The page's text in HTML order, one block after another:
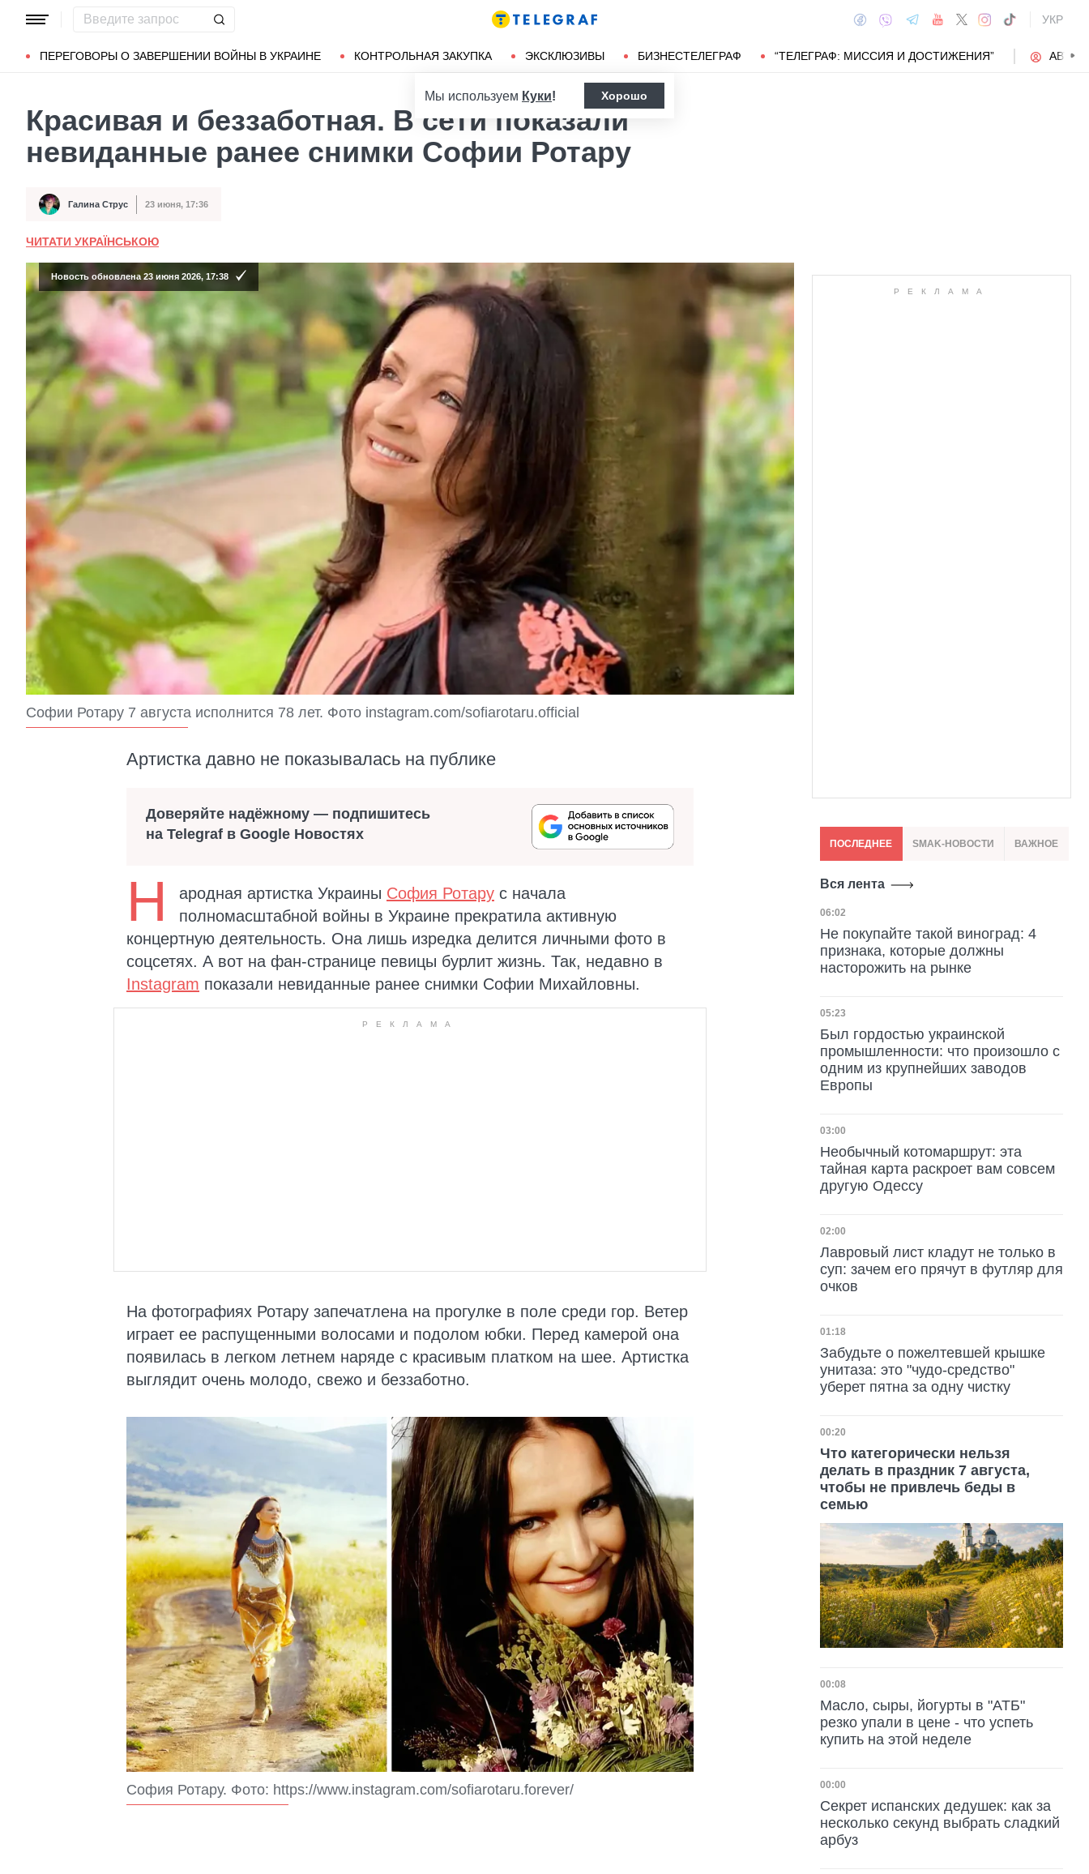
УКР
ПЕРЕГОВОРЫ О ЗАВЕРШЕНИИ ВОЙНЫ В УКРАИНЕ КОНТРОЛЬНАЯ ЗАКУПКА ЭКСКЛЮЗИВЫ БИЗНЕСТЕЛЕГРАФ “ТЕЛЕГРАФ: МИССИЯ И ДОСТИЖЕНИЯ”
Популярные запросы Мариуполь
Мы используем Куки! Хорошо
Красивая и беззаботная. В сети показали
невиданные ранее снимки Софии Ротару
Автор Галина Струс
Дата публикации 23 июня, 17:36
ЧИТАТИ УКРАЇНСЬКОЮ
Новость обновлена 23 июня 2026, 17:38
Софии Ротару 7 августа исполнится 78 лет. Фото instagram.com/sofiarotaru.official
Артистка давно не показывалась на публике
Доверяйте надёжному — подпишитесь
на Telegraf в Google Новостях
Н ародная артистка Украины София Ротару с начала
полномасштабной войны в Украине прекратила активную
концертную деятельность. Она лишь изредка делится личными фото в
соцсетях. А вот на фан-странице певицы бурлит жизнь. Так, недавно в
Instagram показали невиданные ранее снимки Софии Михайловны.
На фотографиях Ротару запечатлена на прогулке в поле среди гор. Ветер
играет ее распущенными волосами и подолом юбки. Перед камерой она
появилась в легком летнем наряде с красивым платком на шее. Артистка
выглядит очень молодо, свежо и беззаботно.
София Ротару. Фото: https://www.instagram.com/sofiarotaru.forever/
ПОСЛЕДНЕЕ SMAK-НОВОСТИ ВАЖНОЕ
Вся лента
Дата публикации
06:02
Не покупайте такой виноград: 4
признака, которые должны
насторожить на рынке
Дата публикации
05:23
Был гордостью украинской
промышленности: что произошло с
одним из крупнейших заводов
Европы
Дата публикации
03:00
Необычный котомаршрут: эта
тайная карта раскроет вам совсем
другую Одессу
Дата публикации
02:00
Лавровый лист кладут не только в
суп: зачем его прячут в футляр для
очков
Дата публикации
01:18
Забудьте о пожелтевшей крышке
унитаза: это "чудо-средство"
уберет пятна за одну чистку
Дата публикации
00:20
Что категорически нельзя
делать в праздник 7 августа,
чтобы не привлечь беды в
семью
Дата публикации
00:08
Масло, сыры, йогурты в "АТБ"
резко упали в цене - что успеть
купить на этой неделе
Дата публикации
00:00
Секрет испанских дедушек: как за
несколько секунд выбрать сладкий
арбуз